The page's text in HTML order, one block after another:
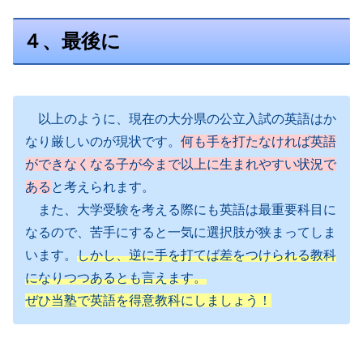
４、最後に
以上のように、現在の大分県の公立入試の英語はか
なり厳しいのが現状です。 何も手を打たなければ英語
ができなくなる子が今まで以上に生まれやすい状況で
ある と考えられます。
また、大学受験を考える際にも英語は最重要科目に
なるので、苦手にすると一気に選択肢が狭まってしま
います。 しかし、逆に手を打てば差をつけられる教科
になりつつあるとも言えます。
ぜひ当塾で英語を得意教科にしましょう！